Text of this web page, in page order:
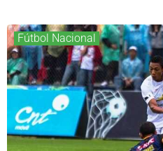
Fútbol Nacional